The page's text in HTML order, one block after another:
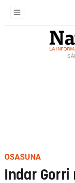
OSASUNA
Indar